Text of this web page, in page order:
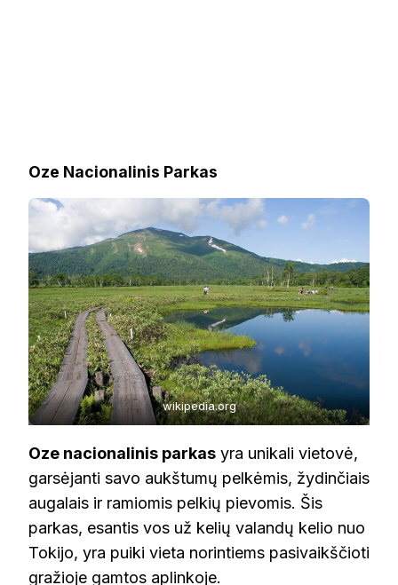
Oze Nacionalinis Parkas
wikipedia.org
Oze nacionalinis parkas yra unikali vietovė,
garsėjanti savo aukštumų pelkėmis, žydinčiais
augalais ir ramiomis pelkių pievomis. Šis
parkas, esantis vos už kelių valandų kelio nuo
Tokijo, yra puiki vieta norintiems pasivaikščioti
gražioje gamtos aplinkoje.